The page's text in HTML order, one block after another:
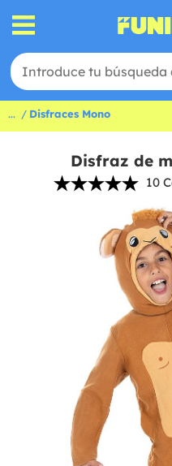
... Disfraces Mono
Disfraz de
10